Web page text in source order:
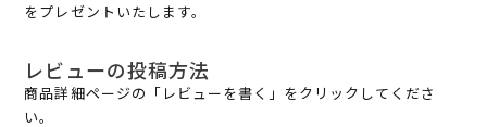
をプレゼントいたします。
レビューの投稿方法
商品詳細ページの「レビューを書く」をクリックしてくださ
い。